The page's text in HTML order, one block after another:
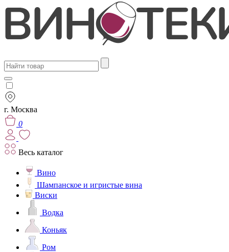
г. Москва
0
Весь каталог
Вино
Шампанское и игристые вина
Виски
Водка
Коньяк
Ром